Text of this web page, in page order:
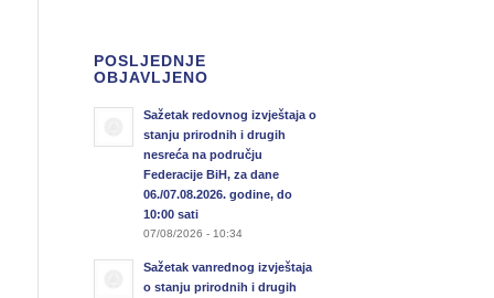
POSLJEDNJE
OBJAVLJENO
Sažetak redovnog izvještaja o
stanju prirodnih i drugih
nesreća na području
Federacije BiH, za dane
06./07.08.2026. godine, do
10:00 sati
07/08/2026 - 10:34
Sažetak vanrednog izvještaja
o stanju prirodnih i drugih